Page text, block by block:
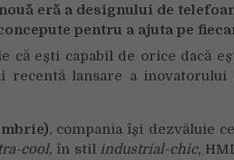
eră a designului de
pentru a ajuta pe
că ești capabil de orice dacă
recentă lansare a
, compania își dezvăluie
cool, în stilindustrial-chic,